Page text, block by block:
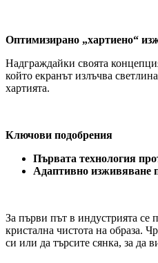
Оптимизирано „хартиено“
Надграждайки своята
който екранът излъчва
хартията.
Ключови подобрения
Първата технология
Адаптивно изживяване
За първи път в индустрията се
кристална чистота на образа.
си или да търсите сянка, за да